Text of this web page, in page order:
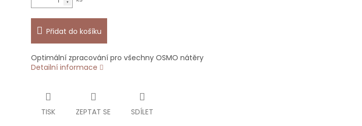
Přidat do košíku
Optimální zpracování pro všechny OSMO nátěry
Detailní informace
TISK ZEPTAT SE SDÍLET